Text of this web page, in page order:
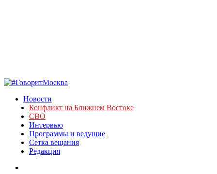
Новости
Конфликт на Ближнем Востоке
СВО
Интервью
Программы и ведущие
Сетка вещания
Редакция